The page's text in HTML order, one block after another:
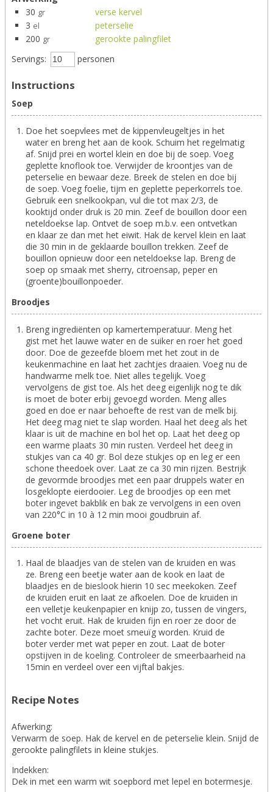
30 gr
verse kervel
3 el
peterselie
200 gr
gerookte palingfilet
Servings:
personen
Instructions
Soep
Doe het soepvlees met de kippenvleugeltjes in het
water en breng het aan de kook. Schuim het regelmatig
af. Snijd prei en wortel klein en doe bij de soep. Voeg
geplette knoflook toe. Verwijder de kroontjes van de
peterselie en bewaar deze. Breek de stelen en doe bij
de soep. Voeg foelie, tijm en geplette peperkorrels toe.
Gebruik een snelkookpan, vul die tot max 2/3, de
kooktijd onder druk is 20 min. Zeef de bouillon door een
neteldoekse lap. Ontvet de soep m.b.v. een ontvetkan
en klaar ze dan met het eiwit. Hak de kervel klein en laat
die 30 min in de geklaarde bouillon trekken. Zeef de
bouillon opnieuw door een neteldoekse lap. Breng de
soep op smaak met sherry, citroensap, peper en
(groente)bouillonpoeder.
Broodjes
Breng ingrediënten op kamertemperatuur. Meng het
gist met het lauwe water en de suiker en roer het goed
door. Doe de gezeefde bloem met het zout in de
keukenmachine en laat het zachtjes draaien. Voeg nu de
handwarme melk toe. Niet alles tegelijk. Voeg
vervolgens de gist toe. Als het deeg eigenlijk nog te dik
is moet de boter erbij gevoegd worden. Meng alles
goed en doe er naar behoefte de rest van de melk bij.
Het deeg mag niet te slap worden. Haal het deeg als het
klaar is uit de machine en bol het op. Laat het deeg op
een warme plaats 30 min rusten. Verdeel het deeg in
stukjes van ca 40 gr. Bol deze stukjes op en leg er een
schone theedoek over. Laat ze ca 30 min rijzen. Bestrijk
de gevormde broodjes met een paar druppels water en
losgeklopte eierdooier. Leg de broodjes op een met
boter ingevet bakblik en bak ze vervolgens in een oven
van 220°C in 10 à 12 min mooi goudbruin af.
Groene boter
Haal de blaadjes van de stelen van de kruiden en was
ze. Breng een beetje water aan de kook en laat de
blaadjes en de bieslook hierin 10 sec meekoken. Zeef
de kruiden eruit en laat ze afkoelen. Doe de kruiden in
een velletje keukenpapier en knijp zo, tussen de vingers,
het vocht eruit. Hak de kruiden fijn en roer ze door de
zachte boter. Deze moet smeuïg worden. Kruid de
boter verder met wat peper en zout. Laat de boter
opstijven in de koeling. Controleer de smeerbaarheid na
15min en verdeel over een vijftal bakjes.
Recipe Notes
Afwerking:
Verwarm de soep. Hak de kervel en de peterselie klein. Snijd de
gerookte palingfilets in kleine stukjes.
Indekken:
Dek in met een warm wit soepbord met lepel en botermesje.